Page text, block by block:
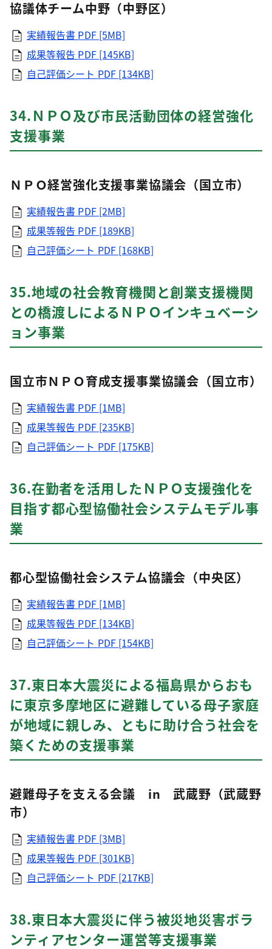
協議体チーム中野（中野区）
実績報告書 PDF [5MB]
成果等報告 PDF [145KB]
自己評価シート PDF [134KB]
34.ＮＰＯ及び市民活動団体の経営強化
支援事業
ＮＰＯ経営強化支援事業協議会（国立市）
実績報告書 PDF [2MB]
成果等報告 PDF [189KB]
自己評価シート PDF [168KB]
35.地域の社会教育機関と創業支援機関
との橋渡しによるＮＰＯインキュベーシ
ョン事業
国立市ＮＰＯ育成支援事業協議会（国立市）
実績報告書 PDF [1MB]
成果等報告 PDF [235KB]
自己評価シート PDF [175KB]
36.在勤者を活用したＮＰＯ支援強化を
目指す都心型協働社会システムモデル事
業
都心型協働社会システム協議会（中央区）
実績報告書 PDF [1MB]
成果等報告 PDF [134KB]
自己評価シート PDF [154KB]
37.東日本大震災による福島県からおも
に東京多摩地区に避難している母子家庭
が地域に親しみ、ともに助け合う社会を
築くための支援事業
避難母子を支える会議 in 武蔵野（武蔵野
市）
実績報告書 PDF [3MB]
成果等報告 PDF [301KB]
自己評価シート PDF [217KB]
38.東日本大震災に伴う被災地災害ボラ
ンティアセンター運営等支援事業